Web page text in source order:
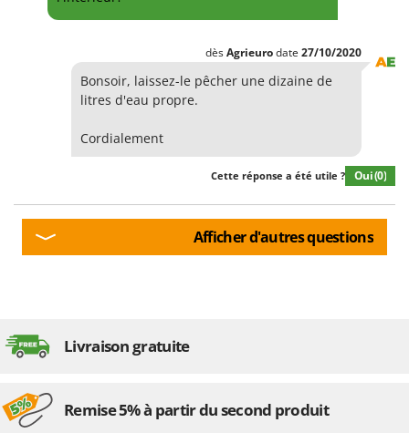
dèsAgrieurodate 27/10/2020
Bonsoir, laissez-le pêcher une dizaine de
litres d'eau propre.
Cordialement
Cette réponse a été utile ? Oui(0)
Afficher d'autres questions
Livraison gratuite
Remise 5% à partir du second produit